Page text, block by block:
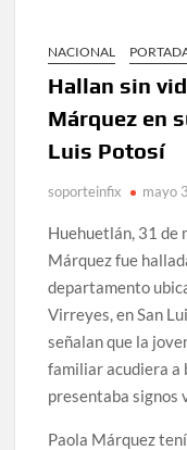
NACIONAL
Hallan sin
Márquez en
Luis Potosí
soporteinfix mayo
Huehuetlán, 31 de
Márquez fue
departamento
Virreyes, en San
señalan que la
familiar acudiera a
presentaba signos
Paola Márquez